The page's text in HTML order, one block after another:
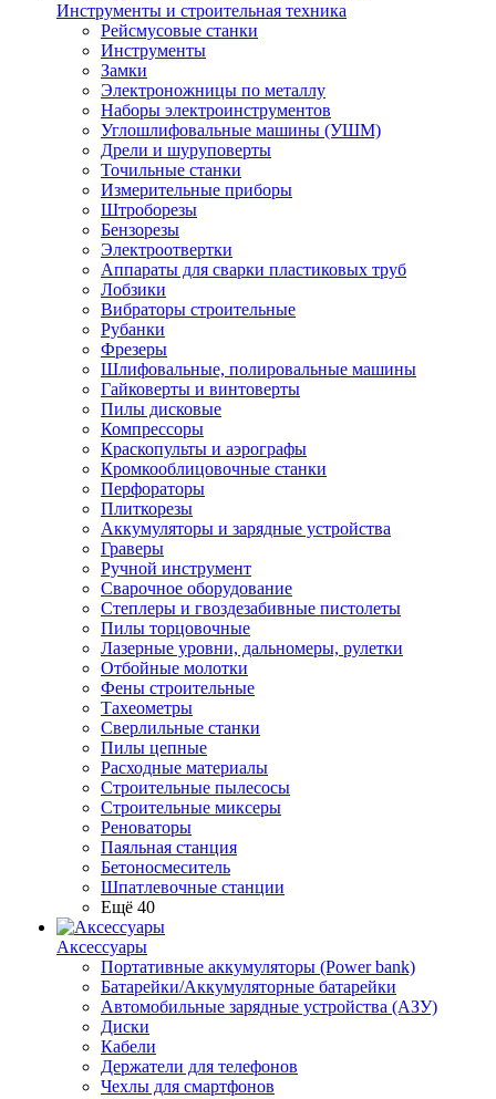
Инструменты и строительная техника
Рейсмусовые станки
Инструменты
Замки
Электроножницы по металлу
Наборы электроинструментов
Углошлифовальные машины (УШМ)
Дрели и шуруповерты
Точильные станки
Измерительные приборы
Штроборезы
Бензорезы
Электроотвертки
Аппараты для сварки пластиковых труб
Лобзики
Вибраторы строительные
Рубанки
Фрезеры
Шлифовальные, полировальные машины
Гайковерты и винтоверты
Пилы дисковые
Компрессоры
Краскопульты и аэрографы
Кромкооблицовочные станки
Перфораторы
Плиткорезы
Аккумуляторы и зарядные устройства
Граверы
Ручной инструмент
Сварочное оборудование
Степлеры и гвоздезабивные пистолеты
Пилы торцовочные
Лазерные уровни, дальномеры, рулетки
Отбойные молотки
Фены строительные
Тахеометры
Сверлильные станки
Пилы цепные
Расходные материалы
Строительные пылесосы
Строительные миксеры
Реноваторы
Паяльная станция
Бетоносмеситель
Шпатлевочные станции
Ещё 40
Аксессуары
Портативные аккумуляторы (Power bank)
Батарейки/Аккумуляторные батарейки
Автомобильные зарядные устройства (АЗУ)
Диски
Кабели
Держатели для телефонов
Чехлы для смартфонов